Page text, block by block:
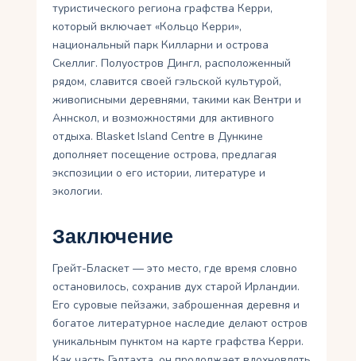
туристического региона графства Керри,
который включает «Кольцо Керри»,
национальный парк Килларни и острова
Скеллиг. Полуостров Дингл, расположенный
рядом, славится своей гэльской культурой,
живописными деревнями, такими как Вентри и
Аннскол, и возможностями для активного
отдыха. Blasket Island Centre в Дункине
дополняет посещение острова, предлагая
экспозиции о его истории, литературе и
экологии.
Заключение
Грейт-Бласкет — это место, где время словно
остановилось, сохранив дух старой Ирландии.
Его суровые пейзажи, заброшенная деревня и
богатое литературное наследие делают остров
уникальным пунктом на карте графства Керри.